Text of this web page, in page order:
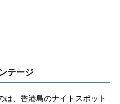
テージ
は、香港島のナイトスポット